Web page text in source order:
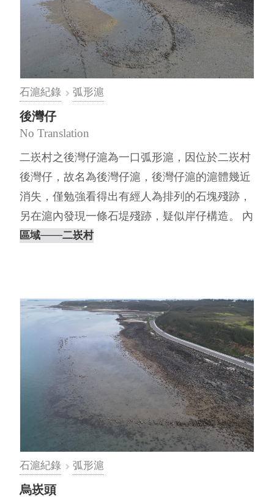
石滬紀錄 弧形滬
後灣仔
No Translation
二崁村之後灣仔滬為一口弧形滬，因位於二崁村
後灣仔，故名為後灣仔滬，後灣仔滬的滬體幾近
消失，僅勉強看得出有經人為排列的石塊殘跡，
另在滬內發現一條石堤殘跡，疑似岸仔構造。 內
文編撰｜離島出走工作室 後⋯
區域───二崁村
石滬紀錄 弧形滬
烏崁頭